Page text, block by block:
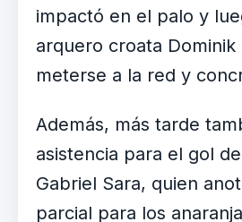
impactó en el palo y
arquero croata Dominik
meterse a la red y
Además, más tarde
asistencia para el gol
Gabriel Sara, quien
parcial para los